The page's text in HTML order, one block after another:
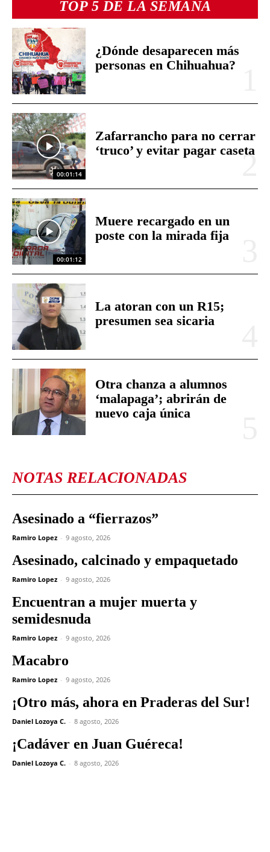
TOP 5 DE LA SEMANA
¿Dónde desaparecen más
personas en Chihuahua?
00:01:14
Zafarrancho para no cerrar
‘truco’ y evitar pagar caseta
00:01:12
Muere recargado en un
poste con la mirada fija
La atoran con un R15;
presumen sea sicaria
Otra chanza a alumnos
‘malapaga’; abrirán de
nuevo caja única
NOTAS RELACIONADAS
Asesinado a “fierrazos”
Ramiro Lopez - 9 agosto, 2026
Asesinado, calcinado y empaquetado
Ramiro Lopez - 9 agosto, 2026
Encuentran a mujer muerta y
semidesnuda
Ramiro Lopez - 9 agosto, 2026
Macabro
Ramiro Lopez - 9 agosto, 2026
¡Otro más, ahora en Praderas del Sur!
Daniel Lozoya C. - 8 agosto, 2026
¡Cadáver en Juan Guéreca!
Daniel Lozoya C. - 8 agosto, 2026